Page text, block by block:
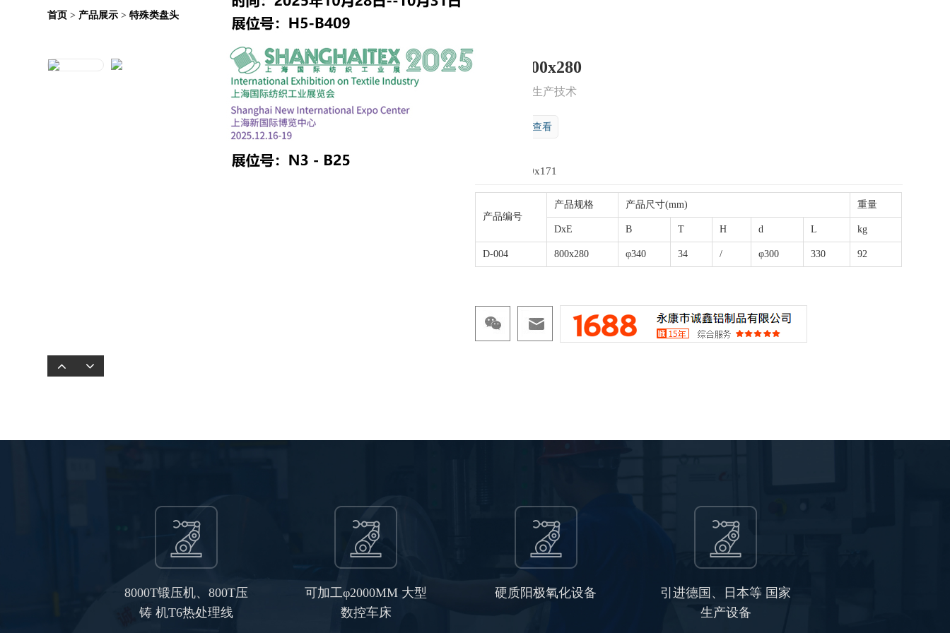
首页 > 产品展示 >特殊类盘头
Loading... D-004 800x280
先进设备和生产技术
在手机上查看
产品编号
产品规格 产品尺寸(mm) 重量
DxE B T H d L kg
D-004 800x280 φ340 34 / φ300 330 92
8000T锻压机、800T压
铸 机T6热处理线
可加工φ2000MM 大型
数控车床
硬质阳极氧化设备
引进德国、日本等 国家
生产设备